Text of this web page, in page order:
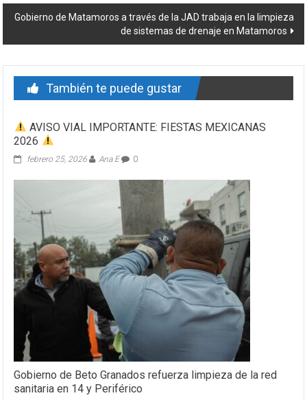
entrada
Gobierno de Matamoros a través de la JAD trabaja en la limpieza
de sistemas de drenaje en Matamoros
También te puede gustar
AVISO VIAL IMPORTANTE: FIESTAS MEXICANAS
2026
febrero 25, 2026 Ana E 0
Gobierno de Beto Granados refuerza limpieza de la red
sanitaria en 14 y Periférico